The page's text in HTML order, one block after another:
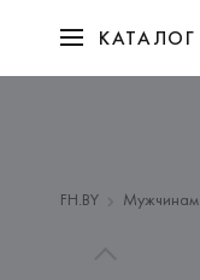
КАТАЛОГ
FH.BY Мужчинам